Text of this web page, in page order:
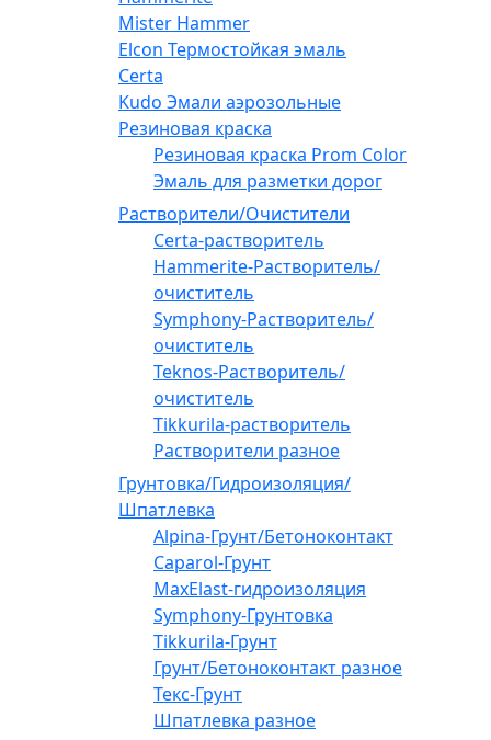
Mister Hammer
Elcon Термостойкая эмаль
Certa
Kudo Эмали аэрозольные
Резиновая краска
Резиновая краска Prom Color
Эмаль для разметки дорог
Растворители/Очистители
Certa-растворитель
Hammerite-Растворитель/
очиститель
Symphony-Растворитель/
очиститель
Teknos-Растворитель/
очиститель
Tikkurila-растворитель
Растворители разное
Грунтовка/Гидроизоляция/
Шпатлевка
Alpina-Грунт/Бетоноконтакт
Caparol-Грунт
MaxElast-гидроизоляция
Symphony-Грунтовка
Tikkurila-Грунт
Грунт/Бетоноконтакт разное
Текс-Грунт
Шпатлевка разное